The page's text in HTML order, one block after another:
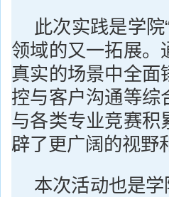
此次实践是学
领域的又一拓展。
真实的场景中全面
控与客户沟通等综
与各类专业竞赛积
辟了更广阔的视野
本次活动也是学